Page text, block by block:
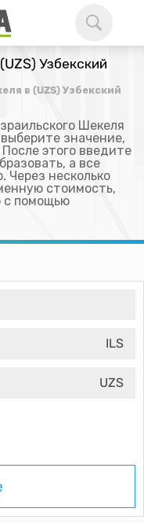
Узбекский
в (UZS) Узбекский
Шекеля
значение,
этого введите
а все
Через несколько
стоимость,
с помощью
ILS
UZS